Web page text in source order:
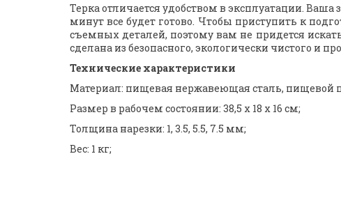
Терка отличается удобством в эксплуатации.
минут все будет готово. Чтобы приступить к
съемных деталей, поэтому вам не придется
сделана из безопасного, экологически чистого и
Технические характеристики
Материал: пищевая нержавеющая сталь, пищевой
Размер в рабочем состоянии: 38,5 х 18 х 16 см;
Толщина нарезки: 1, 3.5, 5.5, 7.5 мм;
Вес: 1 кг;